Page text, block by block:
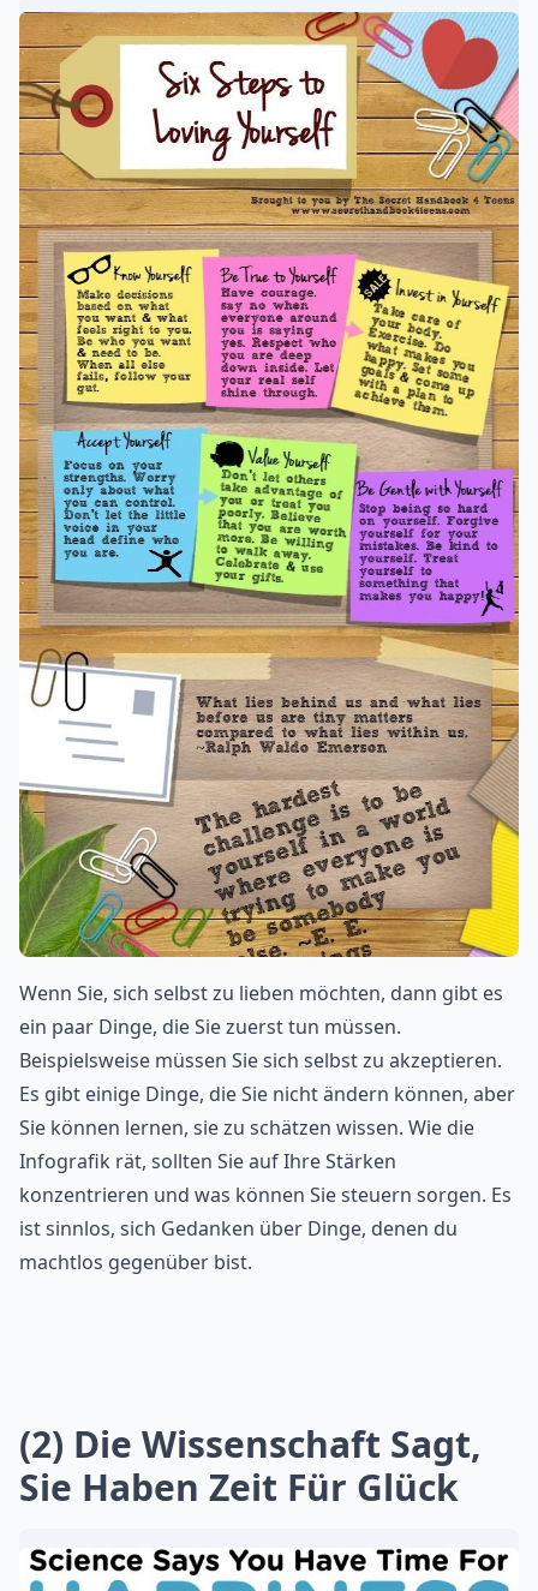
Wenn Sie, sich selbst zu lieben möchten, dann gibt es
ein paar Dinge, die Sie zuerst tun müssen.
Beispielsweise müssen Sie sich selbst zu akzeptieren.
Es gibt einige Dinge, die Sie nicht ändern können, aber
Sie können lernen, sie zu schätzen wissen. Wie die
Infografik rät, sollten Sie auf Ihre Stärken
konzentrieren und was können Sie steuern sorgen. Es
ist sinnlos, sich Gedanken über Dinge, denen du
machtlos gegenüber bist.
(2) Die Wissenschaft Sagt,
Sie Haben Zeit Für Glück